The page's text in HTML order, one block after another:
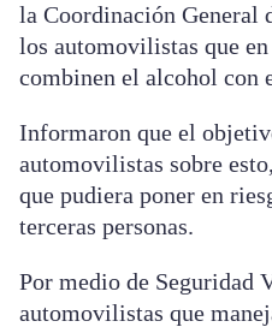
la Coordinación General
los automovilistas que en
combinen el alcohol con
Informaron que el
automovilistas sobre
que pudiera poner en
terceras personas.
Por medio de Seguridad
automovilistas que